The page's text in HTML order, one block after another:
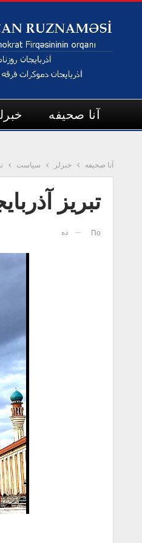
آنا صحیفه
آنا صحیفه خبرلر سیاست
تبریز
По ده